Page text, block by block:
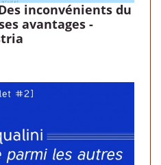
inconvénients du
avantages -